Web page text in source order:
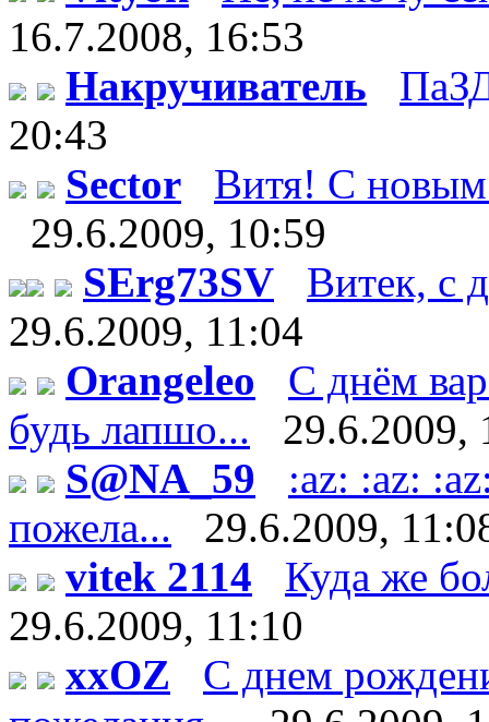
16.7.2008, 16:53
Накручиватель
20:43
Sector
Витя! С новым
29.6.2009, 10:59
SErg73SV
Витек, с
29.6.2009, 11:04
Orangeleo
С днём
будь лапшо...
29.6.2009,
S@NA_59
:az: :az:
пожела...
29.6.2009,
vitek 2114
Куда же
29.6.2009, 11:10
xxOZ
С днем